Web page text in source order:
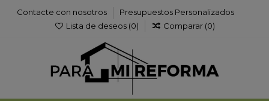
Contacte con nosotros
Presupuestos Personalizados
Lista de deseos (0) Comparar (0)